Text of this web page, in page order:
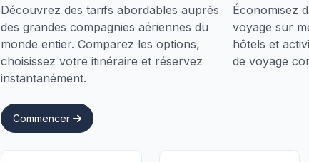
Découvrez des tarifs abordables auprès
des grandes compagnies aériennes du
monde entier. Comparez les options,
choisissez votre itinéraire et réservez
instantanément.
Économisez
voyage sur
hôtels et
de voyage
Commencer